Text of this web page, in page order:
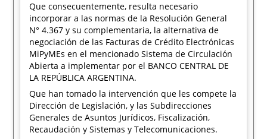
Que consecuentemente, resulta necesario
incorporar a las normas de la Resolución General
N° 4.367 y su complementaria, la alternativa de
negociación de las Facturas de Crédito Electrónicas
MiPyMEs en el mencionado Sistema de Circulación
Abierta a implementar por el BANCO CENTRAL DE
LA REPÚBLICA ARGENTINA.
Que han tomado la intervención que les compete la
Dirección de Legislación, y las Subdirecciones
Generales de Asuntos Jurídicos, Fiscalización,
Recaudación y Sistemas y Telecomunicaciones.